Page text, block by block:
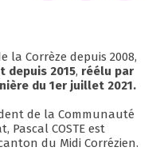
la Corrèze depuis 2008,
depuis 2015, réélu par
du 1er juillet 2021.
de la Communauté
Pascal COSTE est
du Midi Corrézien.